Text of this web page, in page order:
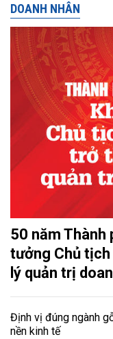
DOANH NHÂN
50 năm Thành
tưởng Chủ
lý quản trị
Định vị đúng ngành
nền kinh tế